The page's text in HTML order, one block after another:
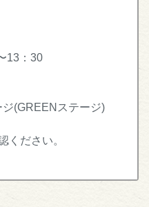
13：30
(GREENステージ)
ください。